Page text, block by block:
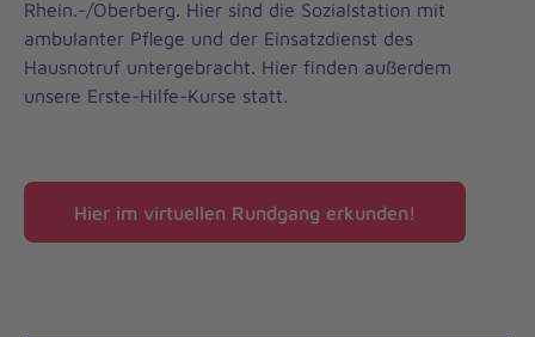
Rhein.-/Oberberg. Hier sind die Sozialstation mit
ambulanter Pflege und der Einsatzdienst des
Hausnotruf untergebracht. Hier finden außerdem
unsere Erste-Hilfe-Kurse statt.
Hier im virtuellen Rundgang erkunden!